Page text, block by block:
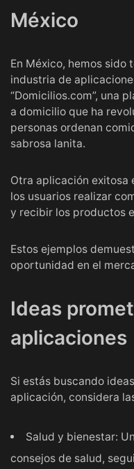
México
En México, hemos sido
industria de
“Domicilios.com”, una
a domicilio que ha
personas ordenan
sabrosa lanita.
Otra aplicación exitosa
los usuarios realizar
y recibir los productos
Estos ejemplos
oportunidad en el
Ideas
aplicaciones
Si estás buscando
aplicación, considera
Salud y bienestar:
consejos de salud,